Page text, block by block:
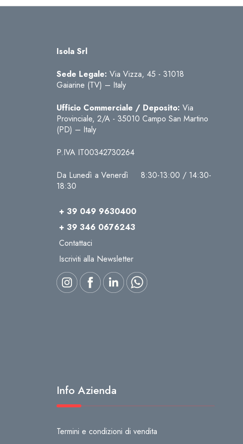
Isola Srl
Sede Legale: Via Vizza, 45 - 31018
Gaiarine (TV) – Italy
Ufficio Commerciale / Deposito: Via
Provinciale, 2/A - 35010 Campo San Martino
(PD) – Italy
P.IVA IT00342730264
Da Lunedì a Venerdì 8:30-13:00 / 14:30-
18:30
+ 39 049 9630400
+ 39 346 0676243
Contattaci
Iscriviti alla Newsletter
Info Azienda
Termini e condizioni di vendita